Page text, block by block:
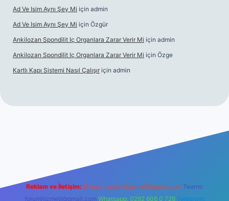
Ad Ve Isim Aynı Şey Mi için admin
Ad Ve Isim Aynı Şey Mi için Özgür
Ankilozan Spondilit Iç Organlara Zarar Verir Mi için admin
Ankilozan Spondilit Iç Organlara Zarar Verir Mi için Özge
Kartlı Kapı Sistemi Nasıl Çalışır için admin
Reklam ve İletişim: E-mail: backlinkpaneli@gmail.com Teams:
forumhizmeti@gmail.com Whatsapp: 0262 606 0 726 Telegram: